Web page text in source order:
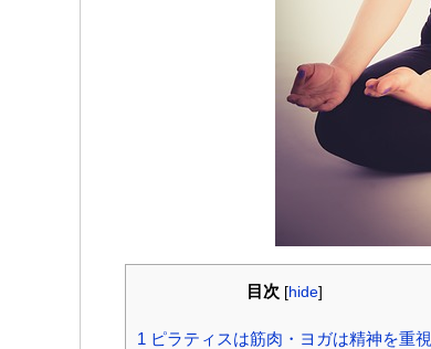
目次 [hide]
1 ピラティスは筋肉・ヨガは精神を重視